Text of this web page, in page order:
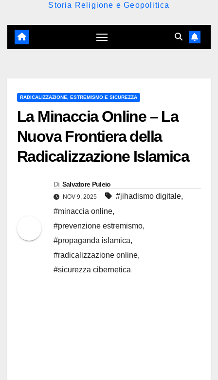
Storia Religione e Geopolitica
RADICALIZZAZIONE, ESTREMISMO E SICUREZZA
La Minaccia Online – La
Nuova Frontiera della
Radicalizzazione Islamica
Di Salvatore Puleio
NOV 9, 2025 #jihadismo digitale,
#minaccia online,
#prevenzione estremismo,
#propaganda islamica,
#radicalizzazione online,
#sicurezza cibernetica